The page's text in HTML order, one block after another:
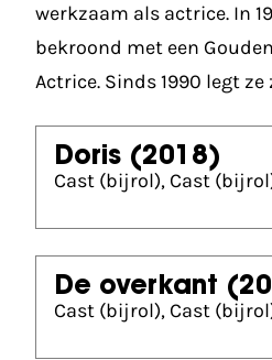
werkzaam als actrice. In
bekroond met een
Actrice. Sinds 1990 legt
Doris (2018)
Cast (bijrol), Cast
De overkant
Cast (bijrol), Cast